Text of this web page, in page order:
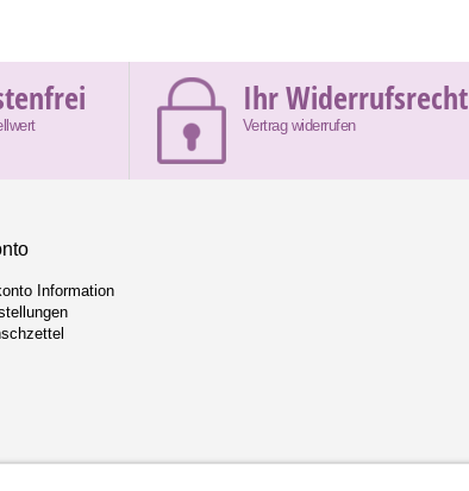
Ihr Widerrufsrecht
Vertrag widerrufen
Information